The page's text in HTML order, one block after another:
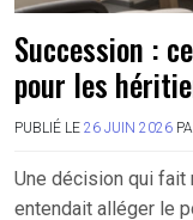
Succession :
pour les
PUBLIÉ LE 26 JUIN 2026
Une décision qui fait
entendait alléger le